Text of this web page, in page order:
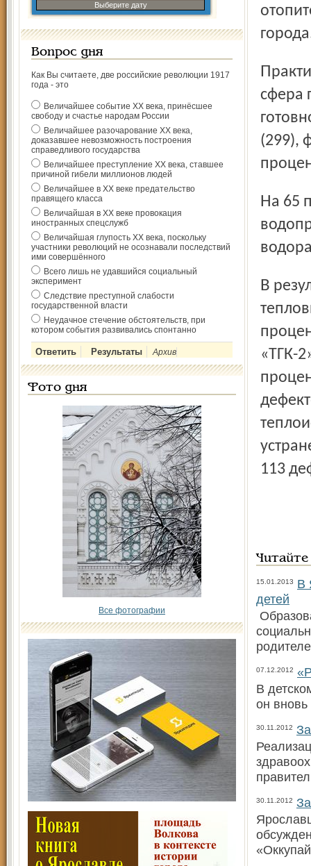
Выберите дату
Вопрос дня
Как Вы считаете, две российские революции 1917
года - это
Величайшее событие ХХ века, принёсшее
свободу и счастье народам России
Величайшее разочарование ХХ века,
доказавшее невозможность построения
справедливого государства
Величайшее преступление ХХ века, ставшее
причиной гибели миллионов людей
Величайшее в ХХ веке предательство
правящего класса
Величайшая в ХХ веке провокация
иностранных спецслужб
Величайшая глупость ХХ века, поскольку
участники революций не осознавали последствий
ими совершённого
Всего лишь не удавшийся социальный
эксперимент
Следствие преступной слабости
государственной власти
Неудачное стечение обстоятельств, при
котором события развивались спонтанно
Архив
Фото дня
Все фотографии
Практически готова к наступлению холодов социальная
сфера
(299),
На 65 процентов выполнен план замены изношенных
В результате проведённых гидравлических испытаний
«ТГК-
113
15.01.2013
В
детей
07.12.2012
В
он
30.11.2012
30.11.2012